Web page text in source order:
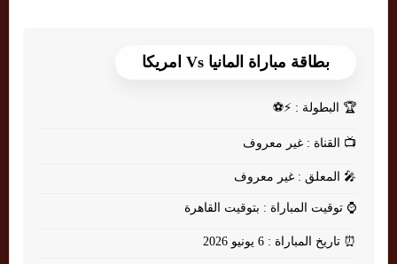
بطاقة مباراة المانيا Vs امريكا
🏆 البطولة : ⚡⚽
📺 القناة : غير معروف
🎤 المعلق : غير معروف
⌚ توقيت المباراة : بتوقيت القاهرة
⏰ تاريخ المباراة : 6 يونيو 2026